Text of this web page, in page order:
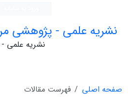
نشریه علمی - پژوهشی
نشریه علمی
صفحه اصلی
فهرست مقالات